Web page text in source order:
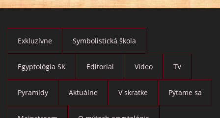
Exkluzívne Symbolistická škola
Egyptológia SK Editorial Video TV
Pyramídy Aktuálne V skratke Pýtame sa